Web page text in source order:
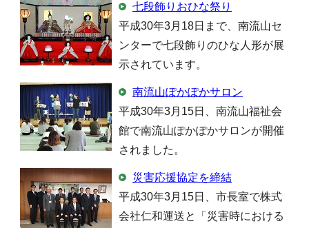
七段飾りおひな祭り
平成30年3月18日まで、南流山セ
ンターで七段飾りのひな人形が展
示されています。
南流山ぽかぽかサロン
平成30年3月15日、南流山福祉会
館で南流山ぽかぽかサロンが開催
されました。
災害応援協定を締結
平成30年3月15日、市長室で株式
会社仁和運送と「災害時における